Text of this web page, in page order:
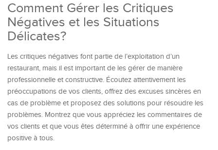
Comment Gérer les Critiques
Négatives et les Situations
Délicates?
Les critiques négatives font partie de l’exploitation d’un
restaurant, mais il est important de les gérer de manière
professionnelle et constructive. Écoutez attentivement les
préoccupations de vos clients, offrez des excuses sincères en
cas de problème et proposez des solutions pour résoudre les
problèmes. Montrez que vous appréciez les commentaires de
vos clients et que vous êtes déterminé à offrir une expérience
positive à tous.